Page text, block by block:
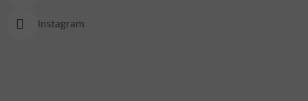
Instagram